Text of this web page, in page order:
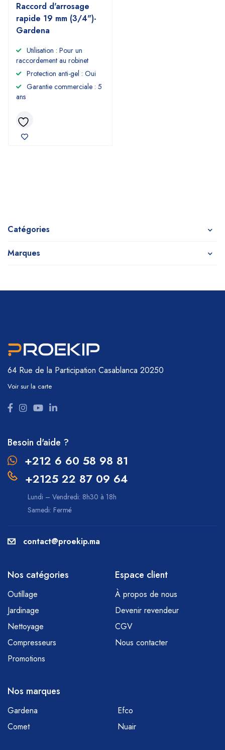
Catégories
Marques
Raccord d'arrosage
rapide 19 mm (3/4")-
Gardena
Utilisation : Pour un
raccordement au robinet
Protection anti-gel : Oui
Garantie commerciale : 5
ans
64 Rue de la Participation Casablanca 20250
Voir sur la carte
Besoin d'aide ?
+212 6 60 58 98 81
+2125 22 87 09 64
Lundi – Vendredi: 8h30 à 18h
Samedi: Fermé
contact@proekip.ma
Nos catégories
Outillage
Jardinage
Nettoyage
Compresseurs
Promotions
Espace client
À propos de nous
Devenir revendeur
CGV
Nous contacter
Nos marques
Gardena
Efco
Comet
Nuair